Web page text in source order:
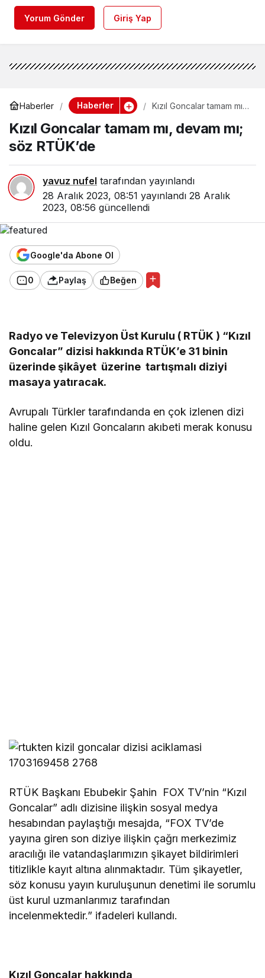
Yorum Gönder Giriş Yap
Haberler Haberler
Kızıl Goncalar tamam mı,
Kızıl Goncalar tamam mı, devam mı;
söz RTÜK’de
yavuz nufel tarafından yayınlandı
28 Aralık 2023, 08:51 yayınlandı 28 Aralık
2023, 08:56 güncellendi
Google'da Abone Ol
0 Paylaş Beğen
Radyo ve Televizyon Üst Kurulu ( RTÜK ) “Kızıl
Goncalar” dizisi hakkında RTÜK’e 31 binin
üzerinde şikâyet üzerine tartışmalı diziyi
masaya yatıracak.
Avrupalı Türkler tarafındanda en çok izlenen dizi
haline gelen Kızıl Goncaların akıbeti merak konusu
oldu.
RTÜK Başkanı Ebubekir Şahin FOX TV’nin “Kızıl
Goncalar” adlı dizisine ilişkin sosyal medya
hesabından paylaştığı mesajda, “FOX TV’de
yayına giren son diziye ilişkin çağrı merkezimiz
aracılığı ile vatandaşlarımızın şikayet bildirimleri
titizlikle kayıt altına alınmaktadır. Tüm şikayetler,
söz konusu yayın kuruluşunun denetimi ile sorumlu
üst kurul uzmanlarımız tarafından
incelenmektedir.” ifadeleri kullandı.
Kızıl Goncalar hakkında